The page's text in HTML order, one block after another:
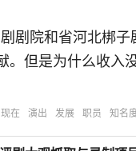
剧院和省河北梆子
。但是为什么收入
现在 演出 发展 职员 知名